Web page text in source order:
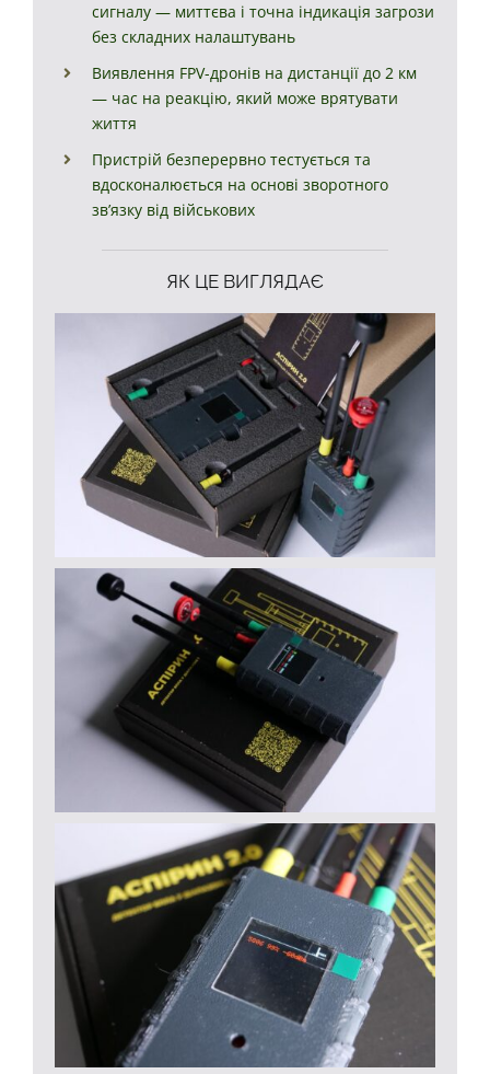
сигналу — миттєва і точна індикація загрози
без складних налаштувань
Виявлення FPV-дронів на дистанції до 2 км
— час на реакцію, який може врятувати
життя
Пристрій безперервно тестується та
вдосконалюється на основі зворотного
зв’язку від військових
ЯК ЦЕ ВИГЛЯДАЄ